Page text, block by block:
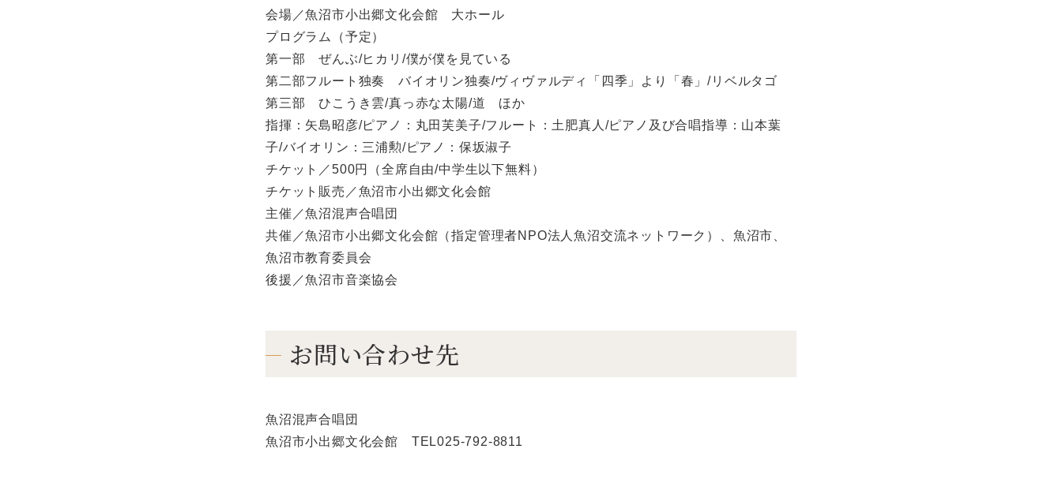
会場／魚沼市小出郷文化会館 大ホール
プログラム（予定）
第一部 ぜんぶ/ヒカリ/僕が僕を見ている
第二部フルート独奏 バイオリン独奏/ヴィヴァルディ「四季」より「春」/リベルタゴ
第三部 ひこうき雲/真っ赤な太陽/道 ほか
指揮：矢島昭彦/ピアノ：丸田芙美子/フルート：土肥真人/ピアノ及び合唱指導：山本葉
子/バイオリン：三浦勲/ピアノ：保坂淑子
チケット／500円（全席自由/中学生以下無料）
チケット販売／魚沼市小出郷文化会館
主催／魚沼混声合唱団
共催／魚沼市小出郷文化会館（指定管理者NPO法人魚沼交流ネットワーク）、魚沼市、
魚沼市教育委員会
後援／魚沼市音楽協会
お問い合わせ先
魚沼混声合唱団
魚沼市小出郷文化会館 TEL025-792-8811